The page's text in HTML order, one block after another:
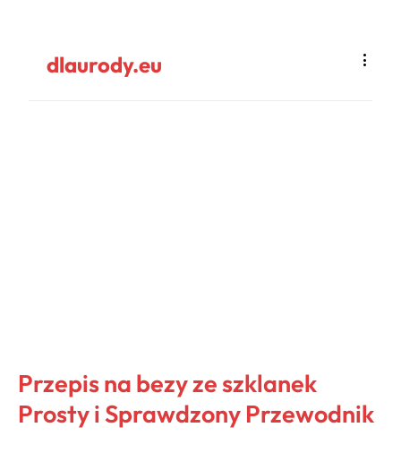
dlaurody.eu
Przepis na bezy ze szklanek
Prosty i Sprawdzony Przewodnik